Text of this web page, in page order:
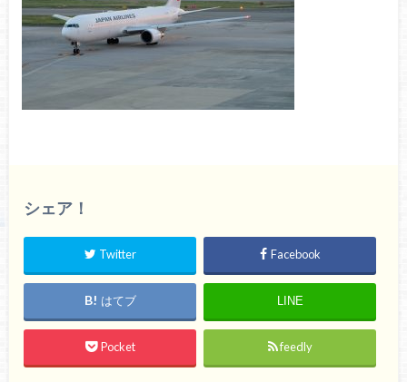
シェア！
Twitter Facebook
はてブ LINE
Pocket feedly